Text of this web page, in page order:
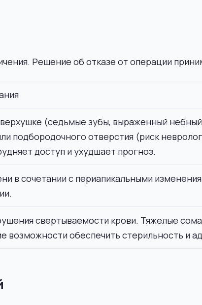
Решение об отказе от операции
(седьмые зубы, выраженный
подбородочного отверстия (риск
доступ и ухудшает прогноз.
в сочетании с периапикальными
свертываемости крови. Тяжелые
возможности обеспечить стерильность и